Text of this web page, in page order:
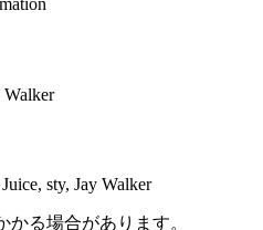
Walker
sty, Jay Walker
る場合があります。